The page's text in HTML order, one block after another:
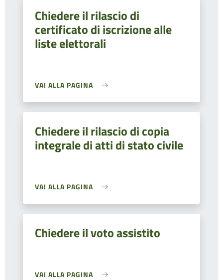
Chiedere il rilascio di
certificato di iscrizione alle
liste elettorali
VAI ALLA PAGINA
Chiedere il rilascio di copia
integrale di atti di stato civile
VAI ALLA PAGINA
Chiedere il voto assistito
VAI ALLA PAGINA